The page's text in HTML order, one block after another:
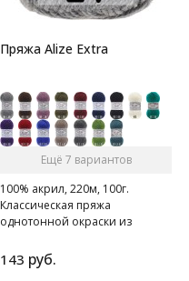
Пряжа Alize Extra
Ещё 7 вариантов
100% акрил, 220м, 100г.
Классическая пряжа
однотонной окраски из
143 руб.